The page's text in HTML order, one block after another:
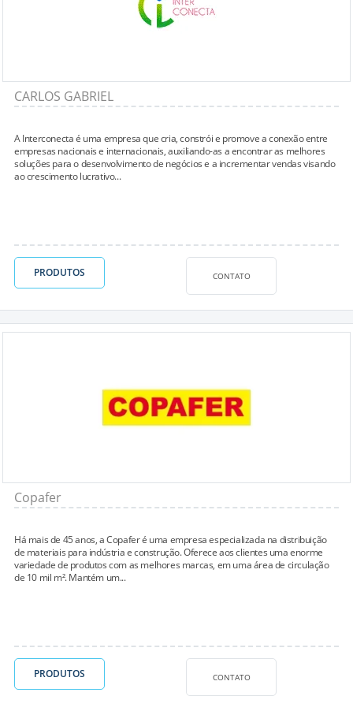
CARLOS GABRIEL
A Interconecta é uma empresa que cria, constrói e promove a conexão entre
empresas nacionais e internacionais, auxiliando-as a encontrar as melhores
soluções para o desenvolvimento de negócios e a incrementar vendas visando
ao crescimento lucrativo...
PRODUTOS CONTATO
Copafer
Há mais de 45 anos, a Copafer é uma empresa especializada na distribuição
de materiais para indústria e construção. Oferece aos clientes uma enorme
variedade de produtos com as melhores marcas, em uma área de circulação
de 10 mil m². Mantém um...
PRODUTOS CONTATO